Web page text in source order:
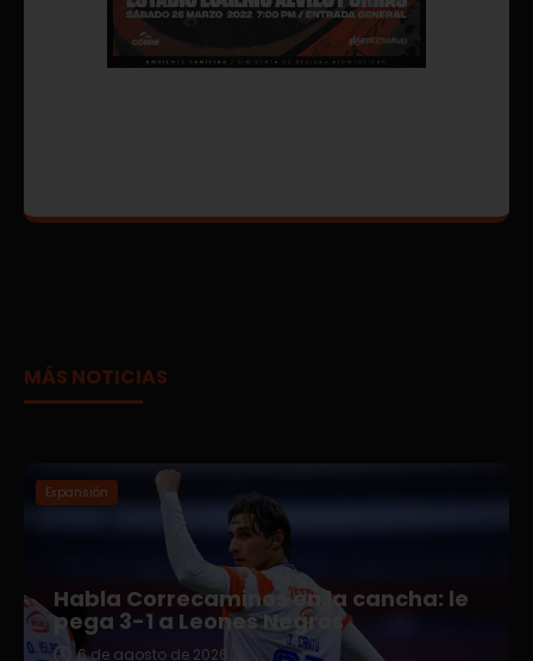
MÁS NOTICIAS
Expansión
Habla Correcaminos en la cancha: le
pega 3-1 a Leones Negros
6 de agosto de 2026